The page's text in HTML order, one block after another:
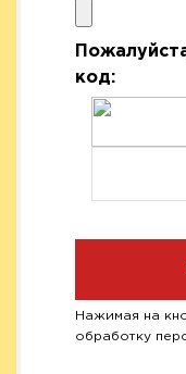
код:
Нажимая на
обработку